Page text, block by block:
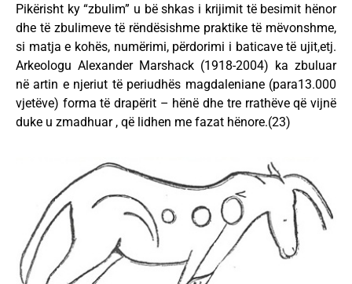
Pikërisht ky “zbulim” u bë shkas i krijimit të besimit hënor
dhe të zbulimeve të rëndësishme praktike të mëvonshme,
si matja e kohës, numërimi, përdorimi i baticave të ujit,etj.
Arkeologu Alexander Marshack (1918-2004) ka zbuluar
në artin e njeriut të periudhës magdaleniane (para13.000
vjetëve) forma të drapërit – hënë dhe tre rrathëve që vijnë
duke u zmadhuar , që lidhen me fazat hënore.(23)